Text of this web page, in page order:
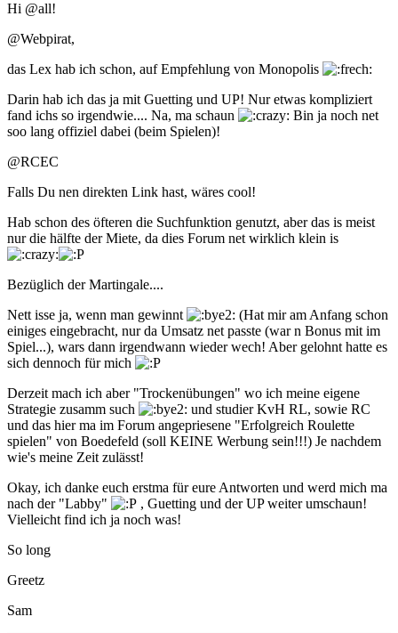
Hi @all!
@Webpirat,
das Lex hab ich schon, auf Empfehlung von Monopolis
Darin hab ich das ja mit Guetting und UP! Nur etwas kompliziert
fand ichs so irgendwie.... Na, ma schaun
Bin ja noch net
soo lang offiziel dabei (beim Spielen)!
@RCEC
Falls Du nen direkten Link hast, wäres cool!
Hab schon des öfteren die Suchfunktion genutzt, aber das is meist
nur die hälfte der Miete, da dies Forum net wirklich klein is
Bezüglich der Martingale....
Nett isse ja, wenn man gewinnt
(Hat mir am Anfang schon
einiges eingebracht, nur da Umsatz net passte (war n Bonus mit im
Spiel...), wars dann irgendwann wieder wech! Aber gelohnt hatte es
sich dennoch für mich
Derzeit mach ich aber "Trockenübungen" wo ich meine eigene
Strategie zusamm such
und studier KvH RL, sowie RC
und das hier ma im Forum angepriesene "Erfolgreich Roulette
spielen" von Boedefeld (soll KEINE Werbung sein!!!) Je nachdem
wie's meine Zeit zulässt!
Okay, ich danke euch erstma für eure Antworten und werd mich ma
nach der "Labby"
, Guetting und der UP weiter umschaun!
Vielleicht find ich ja noch was!
So long
Greetz
Sam